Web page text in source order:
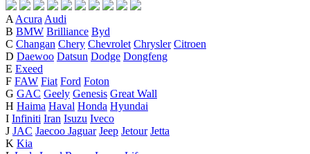
A Acura Audi
B BMW Brilliance Byd
C Changan Chery Chevrolet Chrysler Citroen
D Daewoo Datsun Dodge Dongfeng
E Exeed
F FAW Fiat Ford Foton
G GAC Geely Genesis Great Wall
H Haima Haval Honda Hyundai
I Infiniti Iran Isuzu Iveco
J JAC Jaecoo Jaguar Jeep Jetour Jetta
K Kia